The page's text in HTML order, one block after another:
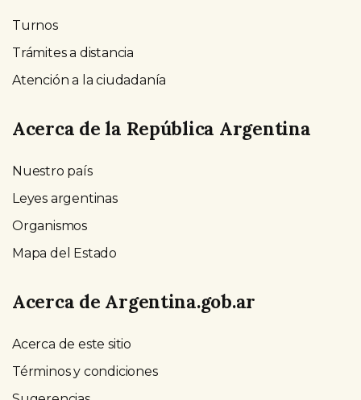
Turnos
Trámites a distancia
Atención a la ciudadanía
Acerca de la República Argentina
Nuestro país
Leyes argentinas
Organismos
Mapa del Estado
Acerca de Argentina.gob.ar
Acerca de este sitio
Términos y condiciones